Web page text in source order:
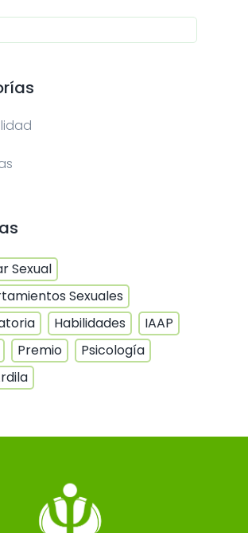
Sexual
Sexuales
Habilidades
IAAP
Premio
Psicología